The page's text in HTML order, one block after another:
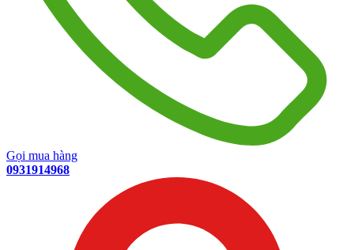
Gọi mua hàng
0931914968